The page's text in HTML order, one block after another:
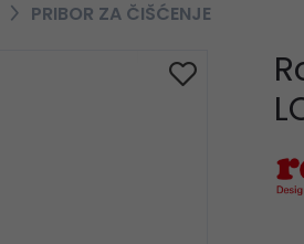
PRIBOR ZA ČIŠĆENJE